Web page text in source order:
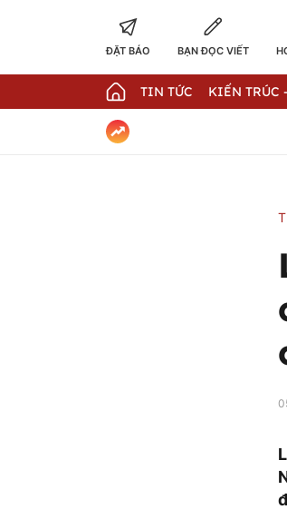
ĐẶT BÁO BẠN ĐỌC VIẾT
TIN TỨC KIẾN TRÚC